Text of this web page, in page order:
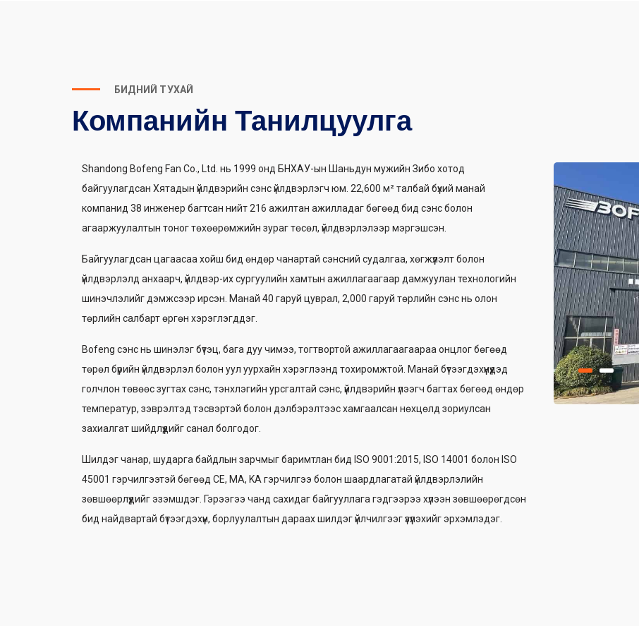
БИДНИЙ ТУХАЙ
Компанийн Танилцуулга
Shandong Bofeng Fan Co., Ltd. нь 1999 онд БНХАУ-ын Шаньдун мужийн Зибо хотод
байгуулагдсан Хятадын үйлдвэрийн сэнс үйлдвэрлэгч юм. 22,600 м² талбай бүхий манай
компанид 38 инженер багтсан нийт 216 ажилтан ажилладаг бөгөөд бид сэнс болон
агааржуулалтын тоног төхөөрөмжийн зураг төсөл, үйлдвэрлэлээр мэргэшсэн.
Байгуулагдсан цагаасаа хойш бид өндөр чанартай сэнсний судалгаа, хөгжүүлэлт болон
үйлдвэрлэлд анхаарч, үйлдвэр-их сургуулийн хамтын ажиллагаагаар дамжуулан технологийн
шинэчлэлийг дэмжсээр ирсэн. Манай 40 гаруй цуврал, 2,000 гаруй төрлийн сэнс нь олон
төрлийн салбарт өргөн хэрэглэгддэг.
Bofeng сэнс нь шинэлэг бүтэц, бага дуу чимээ, тогтвортой ажиллагаагаараа онцлог бөгөөд
төрөл бүрийн үйлдвэрлэл болон уул уурхайн хэрэглээнд тохиромжтой. Манай бүтээгдэхүүнүүдэд
голчлон төвөөс зугтах сэнс, тэнхлэгийн урсгалтай сэнс, үйлдвэрийн үлээгч багтах бөгөөд өндөр
температур, зэврэлтэд тэсвэртэй болон дэлбэрэлтээс хамгаалсан нөхцөлд зориулсан
захиалгат шийдлүүдийг санал болгодог.
Шилдэг чанар, шударга байдлын зарчмыг баримтлан бид ISO 9001:2015, ISO 14001 болон ISO
45001 гэрчилгээтэй бөгөөд CE, MA, KA гэрчилгээ болон шаардлагатай үйлдвэрлэлийн
зөвшөөрлүүдийг эзэмшдэг. Гэрээгээ чанд сахидаг байгууллага гэдгээрээ хүлээн зөвшөөрөгдсөн
бид найдвартай бүтээгдэхүүн, борлуулалтын дараах шилдэг үйлчилгээг үзүүлэхийг эрхэмлэдэг.